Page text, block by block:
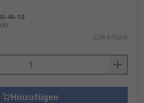
4A-10
2,96 €/Stück
Hinzufügen